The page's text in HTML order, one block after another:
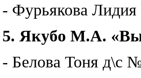
- Фурьякова
5. Якубо М.А.
- Белова Тоня д\с